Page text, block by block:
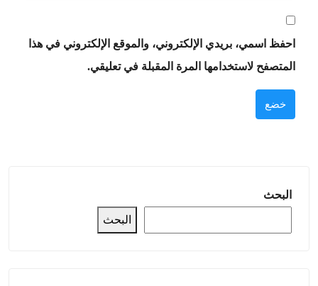
احفظ اسمي، بريدي الإلكتروني، والموقع الإلكتروني في هذا
المتصفح لاستخدامها المرة المقبلة في تعليقي.
خضع
البحث
البحث